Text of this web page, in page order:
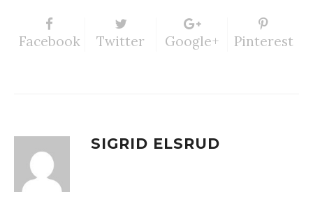
Facebook Twitter Google+ Pinterest
SIGRID ELSRUD